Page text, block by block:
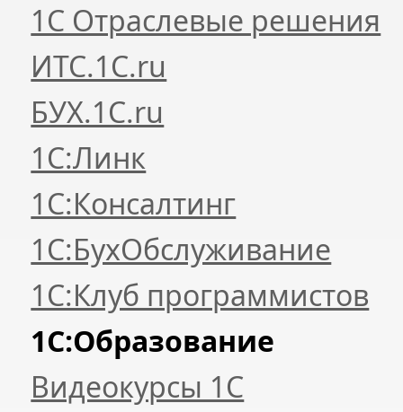
1С Отраслевые решения
ИТС.1C.ru
БУХ.1С.ru
1С:Линк
1С:Консалтинг
1С:БухОбслуживание
1С:Клуб программистов
1С:Образование
Видеокурсы 1С